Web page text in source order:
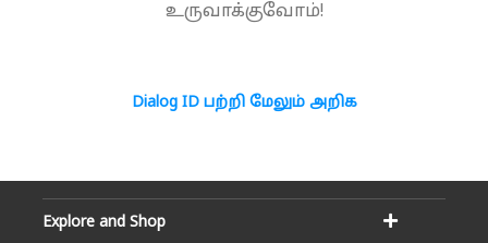
உருவாக்குவோம்!
Dialog ID பற்றி மேலும் அறிக
Explore and Shop